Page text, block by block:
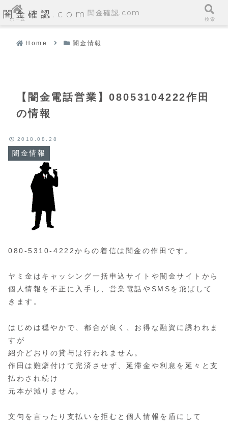
闇金確認.com
Home 闇金情報
【闇金電話営業】08053104222作田
の情報
闇金情報
2018.08.28
080-5310-4222からの着信は闇金の作田です。
ヤミ金はキャッシング一括申込サイトや闇金サイトから
個人情報を不正に入手し、営業電話やSMSを飛ばして
きます。
はじめは穏やかで、都合が良く、お得な融資に誘われま
すが
紹介どおりの貸与は行われません。
作田は難癖付けて完済させず、延滞金や利息を延々と支
払わされ続け
元本が減りません。
文句を言ったり支払いを拒むと個人情報を盾にして
ホーム
闇金確認.com
検索